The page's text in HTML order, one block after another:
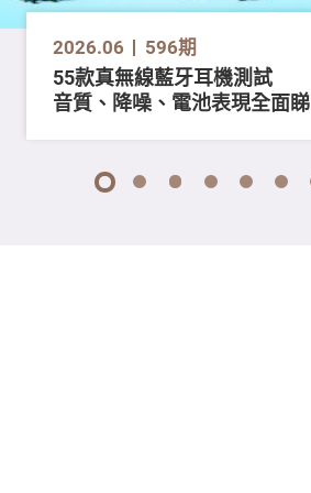
2026.06 596期
55款真無線藍牙耳機測試
音質、降噪、電池表現全面睇
1 2 3 4 5 6